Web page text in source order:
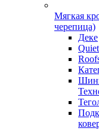
Мягкая
черепица)
Деке